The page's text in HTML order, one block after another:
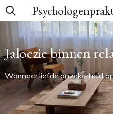
Ga
direct
naar
de
hoofdinhoud
Jaloezie binnen
Wanneer liefde onzekerheid